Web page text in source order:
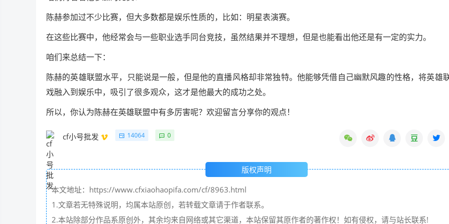
陈赫参加过不少比赛，但大多数都是娱乐性质的，比如：明星表演赛。
在这些比赛中，他经常会与一些职业选手同台竞技，虽然结果并不理想，但是也能看出他还是有一定的实力。
咱们来总结一下：
陈赫的英雄联盟水平，只能说是一般，但是他的直播风格却非常独特。他能够凭借自己幽默风趣的性格，将英雄
戏融入到娱乐中，吸引了很多观众，这才是他最大的成功之处。
所以，你认为陈赫在英雄联盟中有多厉害呢？欢迎留言分享你的观点！
cf小号批发 14064 0
版权声明
本文地址：https://www.cfxiaohaopifa.com/cf/8963.html
1.文章若无特殊说明，均属本站原创，若转载文章请于作者联系。
2.本站除部分作品系原创外，其余均来自网络或其它渠道，本站保留其原作者的著作权！如有侵权，请与站长联系!